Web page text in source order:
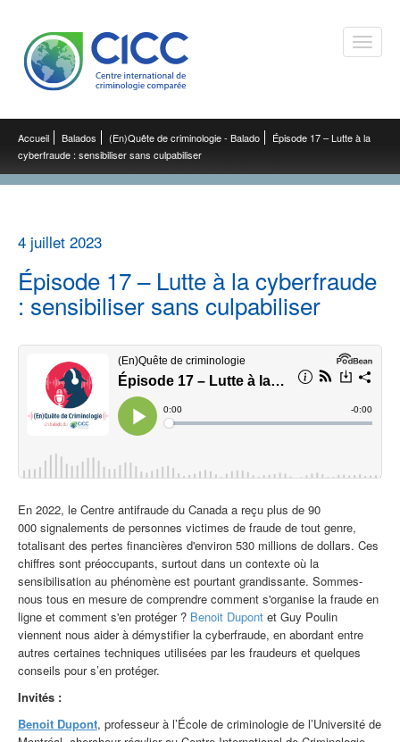
Toggle
Accueil Balados (En)Quête de criminologie - Balado
Épisode 17 – Lutte à la
cyberfraude : sensibiliser sans culpabiliser
4 juillet 2023
Épisode 17 – Lutte à la cyberfraude
: sensibiliser sans culpabiliser
En 2022, le Centre antifraude du Canada a reçu plus de 90
000 signalements de personnes victimes de fraude de tout genre,
totalisant des pertes financières d'environ 530 millions de dollars. Ces
chiffres sont préoccupants, surtout dans un contexte où la
sensibilisation au phénomène est pourtant grandissante. Sommes-
nous tous en mesure de comprendre comment s'organise la fraude en
ligne et comment s'en protéger ? Benoit Dupont et Guy Poulin
viennent nous aider à démystifier la cyberfraude, en abordant entre
autres certaines techniques utilisées par les fraudeurs et quelques
conseils pour s’en protéger.
Invités :
Benoit Dupont, professeur à l’École de criminologie de l’Université de